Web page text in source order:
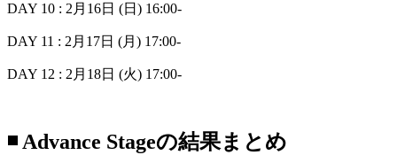
DAY 10 : 2月16日 (日) 16:00-
DAY 11 : 2月17日 (月) 17:00-
DAY 12 : 2月18日 (火) 17:00-
◾️ Advance Stageの結果まとめ